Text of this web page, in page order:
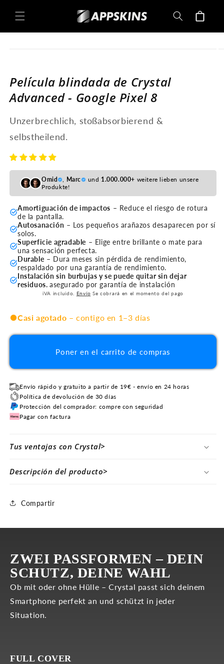
al contenido
de la
Película blindada de Crystal
Advanced - Google Pixel 8
Unzerbrechlich, stoßabsorbierend &
selbstheilend.
Omid , Marc und 1.000.000+ weitere lieben unsere
Produkte!
Amortiguación de impactos – Reduce el riesgo de rotura
de la pantalla.
Autosanación – Los pequeños arañazos desaparecen por sí
solos.
Superficie agradable – Elige entre brillante o mate para
una sensación perfecta.
Durable – Dura meses sin pérdida de rendimiento,
respaldado por una garantía de rendimiento.
Instalación sin burbujas y se puede quitar sin dejar
residuos. asegurado por garantía de instalación
iVA incluido. Envío Se cobrará en el momento del pago
Casi agotado – contigo en 1–3 días
Poner en el carrito de compras
Envío rápido y gratuito a partir de 19€ - envío en 24 horas
Política de devolución de 30 días
Protección del comprador: compre con seguridad
Pagar con factura
Tus ventajas con Crystal>
Descripción del producto>
Compartir
ZWEI PASSFORMEN – DEIN
SCHUTZ, DEINE WAHL
Ob mit oder ohne Hülle – Crystal passt sich deinem
Smartphone perfekt an und schützt in jeder
Situation.
FULL COVER